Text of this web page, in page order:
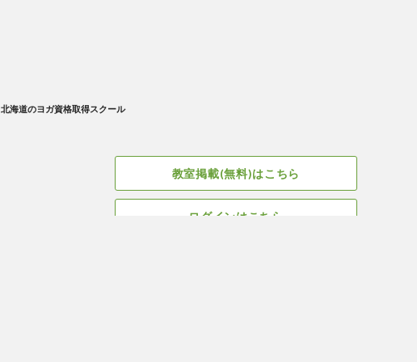
北海道のヨガ資格取得スクール
教室掲載(無料)はこちら
ログインはこちら